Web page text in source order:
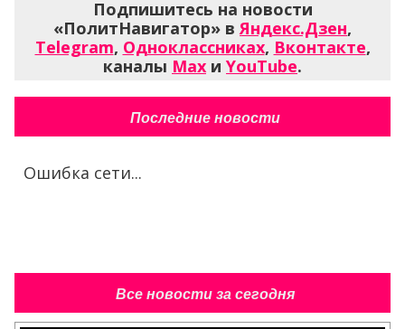
Подпишитесь на новости
«ПолитНавигатор» вЯндекс.Дзен,
Telegram, Одноклассниках, Вконтакте,
каналы Max и YouTube.
Последние новости
Ошибка сети...
Все новости за сегодня